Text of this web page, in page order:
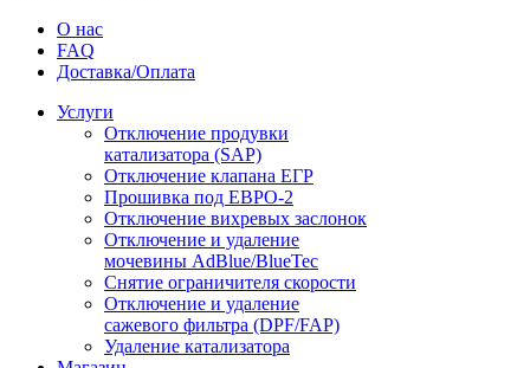
О нас
FAQ
Доставка/Оплата
Услуги
Отключение продувки
катализатора (SAP)
Отключение клапана ЕГР
Прошивка под ЕВРО-2
Отключение вихревых заслонок
Отключение и удаление
мочевины AdBlue/BlueTec
Снятие ограничителя скорости
Отключение и удаление
сажевого фильтра (DPF/FAP)
Удаление катализатора